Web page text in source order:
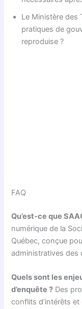
Le Ministère des
pratiques de
reproduise ?
FAQ
Qu’est-ce que
numérique de la
Québec, conçue
administratives des
Quels sont les
d’enquête ? Des
conflits d’intérêts